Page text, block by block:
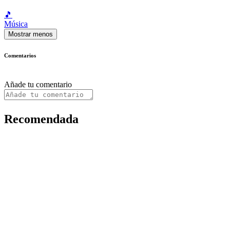
🎵
Música
Mostrar menos
Comentarios
Añade tu comentario
Recomendada